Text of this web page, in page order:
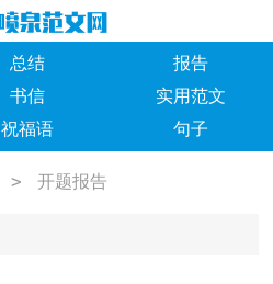
总结
报告
书信
实用范文
祝福语 句子
> 开题报告